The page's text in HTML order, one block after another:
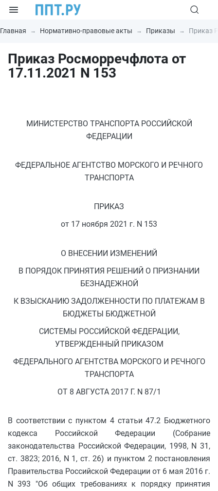
Главная Нормативно-правовые акты Приказы Приказ
Приказ Росморречфлота от
17.11.2021 N 153
МИНИСТЕРСТВО ТРАНСПОРТА РОССИЙСКОЙ
ФЕДЕРАЦИИ
ФЕДЕРАЛЬНОЕ АГЕНТСТВО МОРСКОГО И РЕЧНОГО
ТРАНСПОРТА
ПРИКАЗ
от 17 ноября 2021 г. N 153
О ВНЕСЕНИИ ИЗМЕНЕНИЙ
В ПОРЯДОК ПРИНЯТИЯ РЕШЕНИЙ О ПРИЗНАНИИ
БЕЗНАДЕЖНОЙ
К ВЗЫСКАНИЮ ЗАДОЛЖЕННОСТИ ПО ПЛАТЕЖАМ В
БЮДЖЕТЫ БЮДЖЕТНОЙ
СИСТЕМЫ РОССИЙСКОЙ ФЕДЕРАЦИИ,
УТВЕРЖДЕННЫЙ ПРИКАЗОМ
ФЕДЕРАЛЬНОГО АГЕНТСТВА МОРСКОГО И РЕЧНОГО
ТРАНСПОРТА
ОТ 8 АВГУСТА 2017 Г. N 87/1
В соответствии с пунктом 4 статьи 47.2 Бюджетного
кодекса Российской Федерации (Собрание
законодательства Российской Федерации, 1998, N 31,
ст. 3823; 2016, N 1, ст. 26) и пунктом 2 постановления
Правительства Российской Федерации от 6 мая 2016 г.
N 393 "Об общих требованиях к порядку принятия